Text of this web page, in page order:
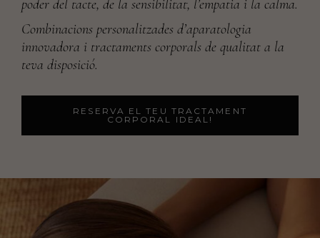
poder del tacte, de la sensibilitat, l’empatia i la calma.
Combinacions personalitzades d’aparatologia
innovadora i tractaments corporals de qualitat a la
teva disposició.
RESERVA EL TEU TRACTAMENT
CORPORAL IDEAL!